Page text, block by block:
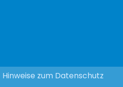
Hinweise zum Datenschutz